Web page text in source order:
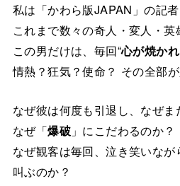
私は「かわら版JAPAN」の記者
これまで数々の奇人・変人・英
この男だけは、毎回“心が焼か
情熱？狂気？使命？ その全部が
なぜ彼は何度も引退し、なぜま
なぜ「爆破」にこだわるのか？
なぜ観客は毎回、泣き笑いなが
叫ぶのか？